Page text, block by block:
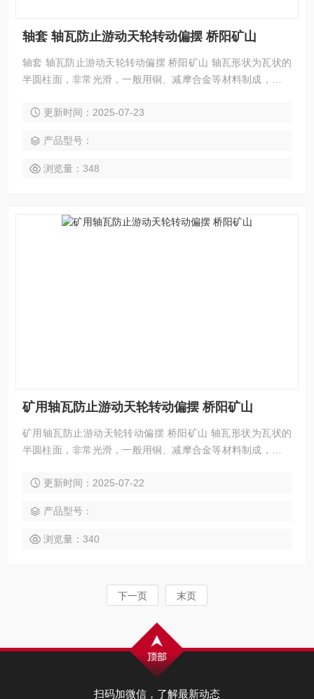
轴套 轴瓦防止游动天轮转动偏摆 桥阳矿山
轴套 轴瓦防止游动天轮转动偏摆 桥阳矿山 轴瓦形状为瓦状的
半圆柱面，非常光滑，一般用铜、减摩合金等材料制成，在特
套 多绳摩擦提升机轴套
更新时间：2025-07-23
产品型号：
浏览量：348
矿用轴瓦防止游动天轮转动偏摆 桥阳矿山
矿用轴瓦防止游动天轮转动偏摆 桥阳矿山 轴瓦形状为瓦状的
半圆柱面，非常光滑，一般用铜、减摩合金等材料制成，在特
套 多绳摩擦提升机轴套
更新时间：2025-07-22
产品型号：
浏览量：340
下一页 末页
扫码加微信，了解最新动态